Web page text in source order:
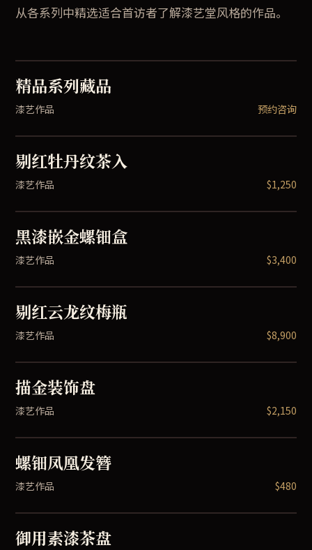
从各系列中精选适合首访者了解漆艺堂风格的作品。
精品系列藏品
漆艺作品 预约咨询
剔红牡丹纹茶入
漆艺作品 $1,250
黑漆嵌金螺钿盒
漆艺作品 $3,400
剔红云龙纹梅瓶
漆艺作品 $8,900
描金装饰盘
漆艺作品 $2,150
螺钿凤凰发簪
漆艺作品 $480
御用素漆茶盘